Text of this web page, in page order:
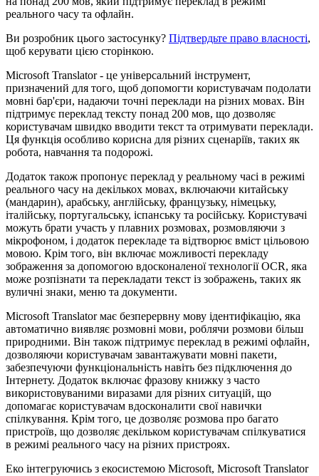
реального часу та офлайн.
Ви розробник цього застосунку? Підтвердьте право власності,
щоб керувати цією сторінкою.
Microsoft Translator - це універсальний інструмент,
призначений для того, щоб допомогти користувачам подолати
мовні бар'єри, надаючи точні переклади на різних мовах. Він
підтримує переклад тексту понад 200 мов, що дозволяє
користувачам швидко вводити текст та отримувати переклади.
Ця функція особливо корисна для різних сценаріїв, таких як
робота, навчання та подорожі.
Додаток також пропонує переклад у реальному часі в режимі
реального часу на декількох мовах, включаючи китайську
(мандарин), арабську, англійську, французьку, німецьку,
італійську, португальську, іспанську та російську. Користувачі
можуть брати участь у плавних розмовах, розмовляючи з
мікрофоном, і додаток перекладе та відтворює вміст цільовою
мовою. Крім того, він включає можливості перекладу
зображення за допомогою вдосконаленої технології OCR, яка
може розпізнати та перекладати текст із зображень, таких як
вуличні знаки, меню та документи.
Microsoft Translator має безперервну мову ідентифікацію, яка
автоматично виявляє розмовні мови, роблячи розмови більш
природними. Він також підтримує переклад в режимі офлайн,
дозволяючи користувачам завантажувати мовні пакети,
забезпечуючи функціональність навіть без підключення до
Інтернету. Додаток включає фразову книжку з часто
використовуваними виразами для різних ситуацій, що
допомагає користувачам вдосконалити свої навички
спілкування. Крім того, це дозволяє розмова про багато
пристроїв, що дозволяє декільком користувачам спілкуватися
в режимі реального часу на різних пристроях.
Еко інтегруючись з екосистемою Microsoft, Microsoft Translator